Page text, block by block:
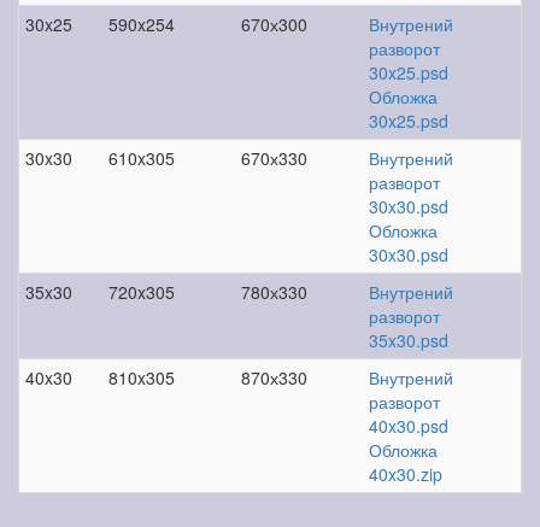
30x25
590x254 670х300
Внутрений
разворот
30x25.psd
Обложка
30x25.psd
30x30
610x305 670х330
Внутрений
разворот
30x30.psd
Обложка
30x30.psd
35x30
720x305 780х330
Внутрений
разворот
35x30.psd
40x30
810x305 870х330
Внутрений
разворот
40x30.psd
Обложка
40x30.zip